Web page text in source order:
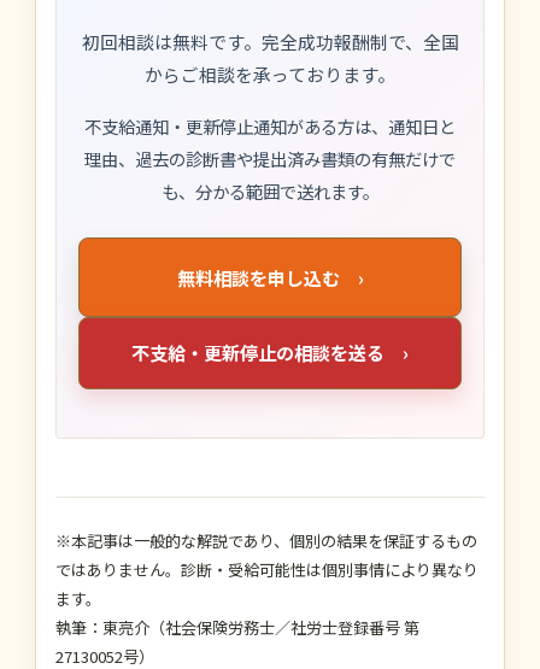
初回相談は無料です。完全成功報酬制で、全国
からご相談を承っております。
不支給通知・更新停止通知がある方は、通知日と
理由、過去の診断書や提出済み書類の有無だけで
も、分かる範囲で送れます。
無料相談を申し込む ›
不支給・更新停止の相談を送る ›
※本記事は一般的な解説であり、個別の結果を保証するもの
ではありません。診断・受給可能性は個別事情により異なり
ます。
執筆：東亮介（社会保険労務士／社労士登録番号 第
27130052号）